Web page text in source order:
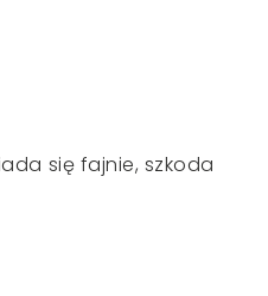
się fajnie, szkoda